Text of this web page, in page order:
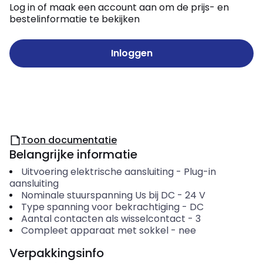
Log in of maak een account aan om de prijs- en
bestelinformatie te bekijken
Inloggen
Toon documentatie
Belangrijke informatie
Uitvoering elektrische aansluiting- Plug-in
aansluiting
Nominale stuurspanning Us bij DC - 24 V
Type spanning voor bekrachtiging- DC
Aantal contacten als wisselcontact - 3
Compleet apparaat met sokkel- nee
Verpakkingsinfo